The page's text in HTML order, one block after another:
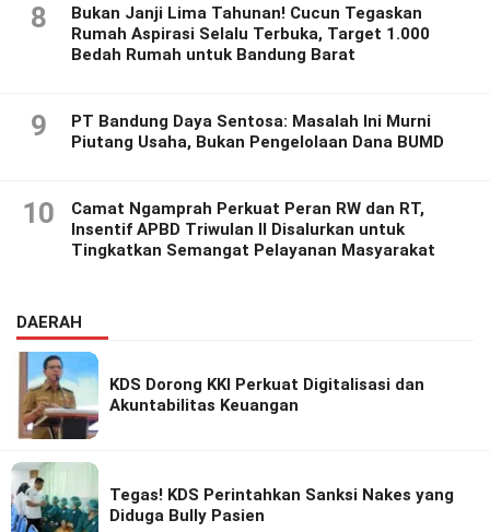
8
Bukan Janji Lima Tahunan! Cucun Tegaskan
Rumah Aspirasi Selalu Terbuka, Target 1.000
Bedah Rumah untuk Bandung Barat
9
PT Bandung Daya Sentosa: Masalah Ini Murni
Piutang Usaha, Bukan Pengelolaan Dana BUMD
10
Camat Ngamprah Perkuat Peran RW dan RT,
Insentif APBD Triwulan II Disalurkan untuk
Tingkatkan Semangat Pelayanan Masyarakat
DAERAH
KDS Dorong KKI Perkuat Digitalisasi dan
Akuntabilitas Keuangan
Tegas! KDS Perintahkan Sanksi Nakes yang
Diduga Bully Pasien